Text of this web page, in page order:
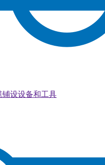
设设备和工具